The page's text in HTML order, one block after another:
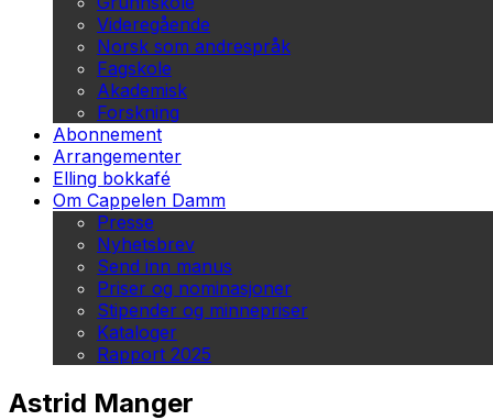
Videregående
Norsk som andrespråk
Fagskole
Akademisk
Forskning
Abonnement
Arrangementer
Elling bokkafé
Om Cappelen Damm
Presse
Nyhetsbrev
Send inn manus
Priser og nominasjoner
Stipender og minnepriser
Kataloger
Rapport 2025
Astrid Manger